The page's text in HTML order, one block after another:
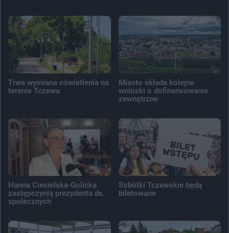
Trwa wymiana oświetlenia na
terenie Tczewa
Miasto składa kolejne
wnioski o dofinansowanie
zewnętrzne
Hanna Ciesielska-Golicka
zastępczynią prezydenta ds.
społecznych
Sobótki Tczewskie będą
biletowane